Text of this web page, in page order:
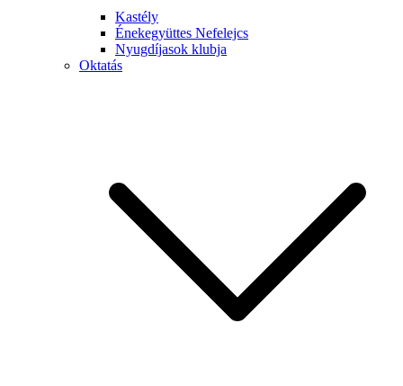
Kastély
Énekegyüttes Nefelejcs
Nyugdíjasok klubja
Oktatás